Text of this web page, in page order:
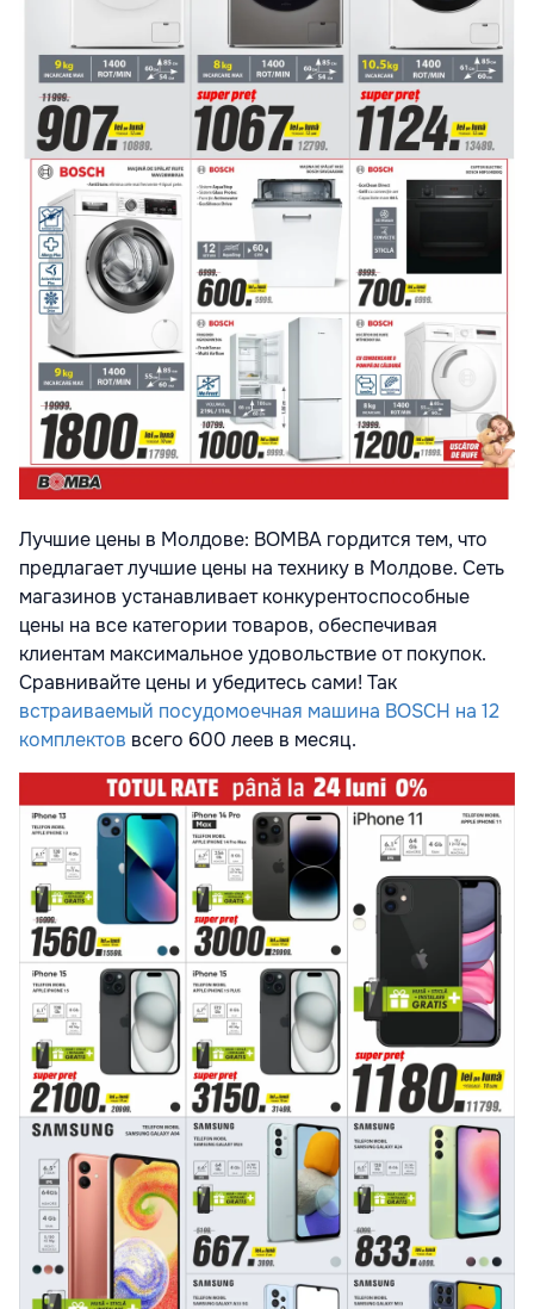
Лучшие цены в Молдове: BOMBA гордится тем, что
предлагает лучшие цены на технику в Молдове. Сеть
магазинов устанавливает конкурентоспособные
цены на все категории товаров, обеспечивая
клиентам максимальное удовольствие от покупок.
Сравнивайте цены и убедитесь сами! Так
встраиваемый посудомоечная машина BOSCH на 12
комплектов всего 600 леев в месяц.